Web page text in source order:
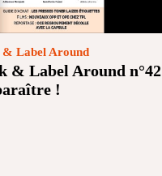
& Label Around n°42
!
& Label Around